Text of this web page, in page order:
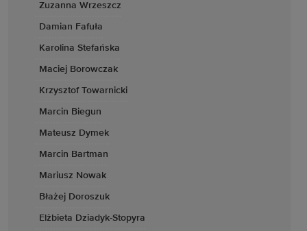
Zuzanna Wrzeszcz
Damian Fafuła
Karolina Stefańska
Maciej Borowczak
Krzysztof Towarnicki
Marcin Biegun
Mateusz Dymek
Marcin Bartman
Mariusz Nowak
Błażej Doroszuk
Elżbieta Dziadyk-Stopyra